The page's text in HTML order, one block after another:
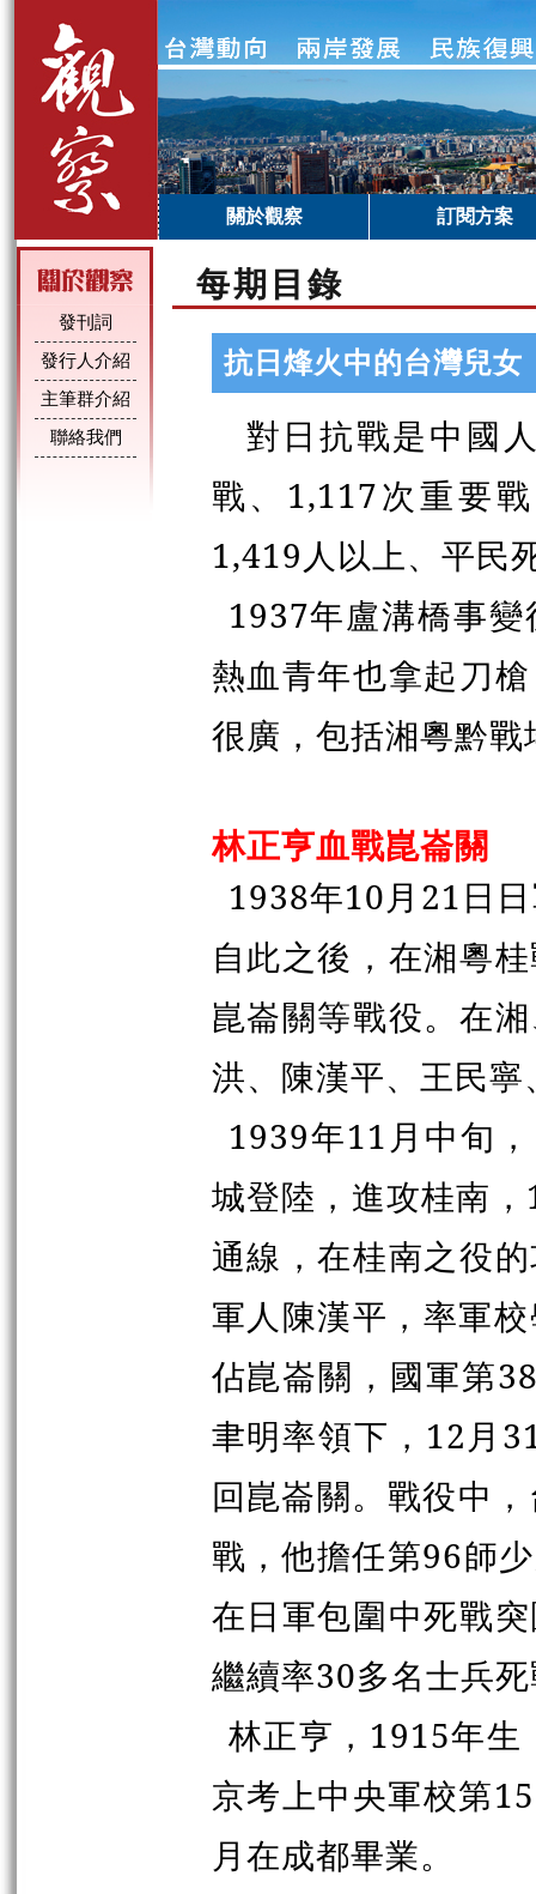
關於觀察 訂閱方案
發刊詞
發行人介紹
主筆群介紹
聯絡我們
每期目錄
抗日烽火中的台灣兒女
對日抗戰是中國
戰、1,117次重要
1,419人以上、平民
1937年盧溝橋事
熱血青年也拿起刀
很廣，包括湘粵黔
林正亨血戰崑崙關
1938年10月21日
自此之後，在湘粵
崑崙關等戰役。在
洪、陳漢平、王民
1939年11月中旬
城登陸，進攻桂南
通線，在桂南之役
軍人陳漢平，率軍
佔崑崙關，國軍第
聿明率領下，12月
回崑崙關。戰役中
戰，他擔任第96師
在日軍包圍中死戰
繼續率30多名士兵
林正亨，1915年生
京考上中央軍校第
月在成都畢業。